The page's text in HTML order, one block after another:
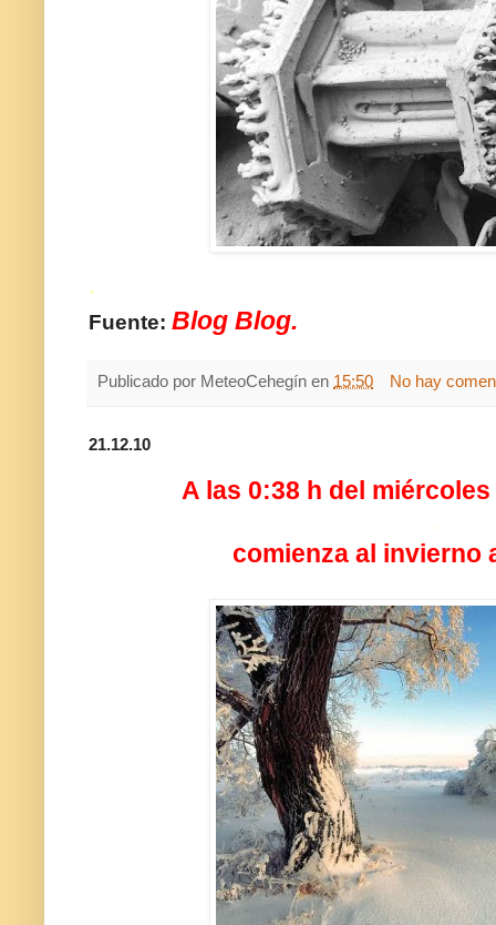
.
Fuente: Blog Blog.
Publicado por MeteoCehegín en 15:50 No hay
21.12.10
A las 0:38 h del
.
comienza al invierno